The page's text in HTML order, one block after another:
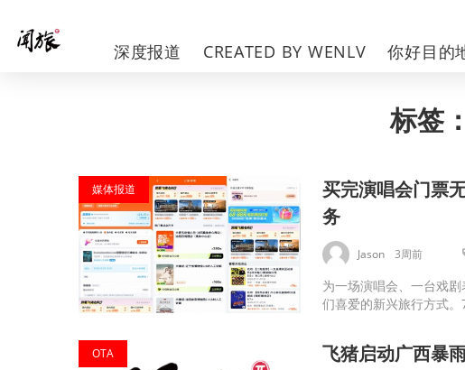
深度报道 CREATED BY WENLV 你好目的
标签
媒体报道
买完演唱会门票
务
Jason 3周前
为一场演唱会、一台戏
们喜爱的新兴旅行方式
OTA 飞猪启动广西暴